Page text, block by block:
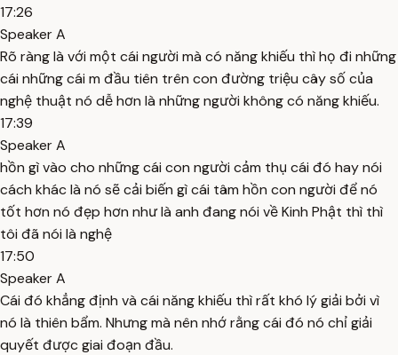
17:26
Speaker A
Rõ ràng là với một cái người mà có năng khiếu thì họ đi những
cái những cái m đầu tiên trên con đường triệu cây số của
nghệ thuật nó dễ hơn là những người không có năng khiếu.
17:39
Speaker A
hồn gì vào cho những cái con người cảm thụ cái đó hay nói
cách khác là nó sẽ cải biến gì cái tâm hồn con người để nó
tốt hơn nó đẹp hơn như là anh đang nói về Kinh Phật thì thì
tôi đã nói là nghệ
17:50
Speaker A
Cái đó khẳng định và cái năng khiếu thì rất khó lý giải bởi vì
nó là thiên bẩm. Nhưng mà nên nhớ rằng cái đó nó chỉ giải
quyết được giai đoạn đầu.